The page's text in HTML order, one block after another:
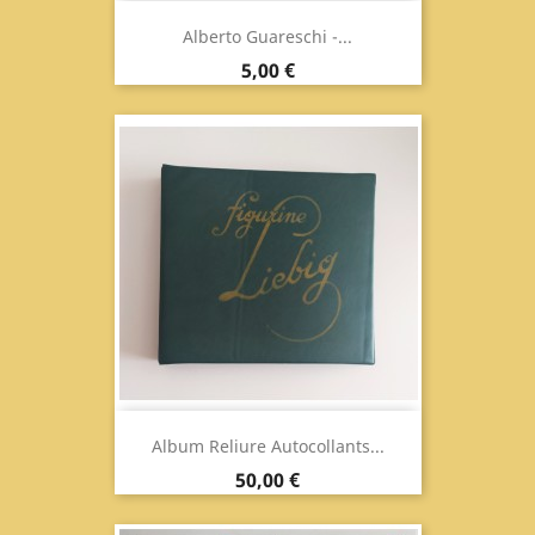
Alberto Guareschi -...
Prix
5,00 €
Album Reliure Autocollants...
Prix
50,00 €